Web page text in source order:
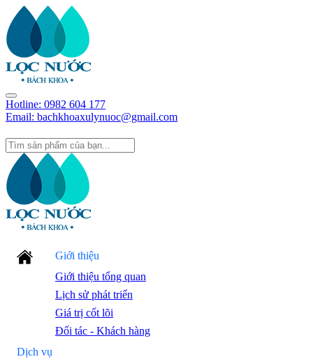
Hotline: 0982 604 177
Email: bachkhoaxulynuoc@gmail.com
Giới thiệu
Giới thiệu tổng quan
Lịch sử phát triển
Giá trị cốt lõi
Đối tác - Khách hàng
Dịch vụ